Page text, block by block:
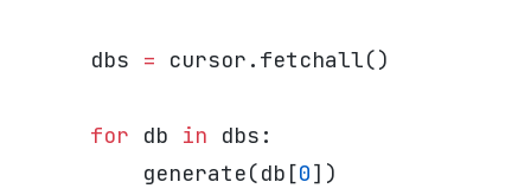
    dbs
= cursor.fetchall()
    for
db in dbs:
        generate(db[
0])